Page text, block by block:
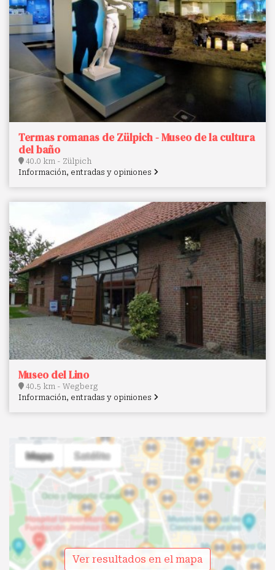
Termas romanas de Zülpich - Museo de la cultura
del baño
40.0 km - Zülpich
Información, entradas y opiniones
Museo del Lino
40.5 km - Wegberg
Información, entradas y opiniones
Ver resultados en el mapa